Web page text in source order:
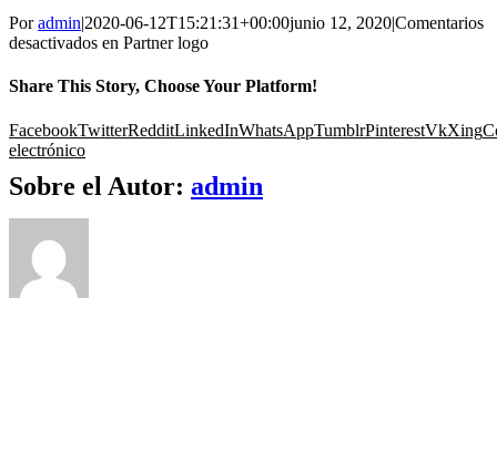
Poradmin|2020-06-12T15:21:31+00:00junio 12, 2020|Comentarios
desactivados en Partner logo
Share This Story, Choose Your Platform!
FacebookTwitterRedditLinkedInWhatsAppTumblrPinterestVkXing
electrónico
Sobre el Autor: admin